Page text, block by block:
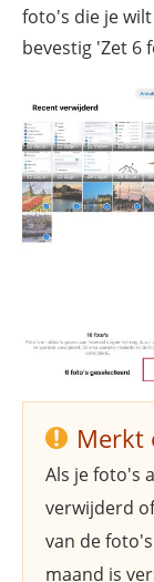
foto's die je
bevestig 'Zet 6
Merkt
Als je foto's
verwijderd
van de
maand is